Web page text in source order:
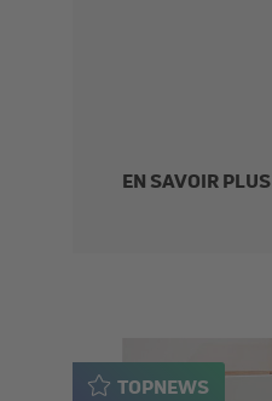
EN SAVOIR PLUS
TOPNEWS